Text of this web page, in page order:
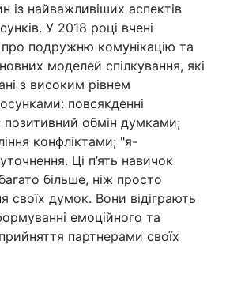
із найважливіших аспектів
У 2018 році вчені
про подружню комунікацію та
моделей спілкування, які
з високим рівнем
повсякденні
позитивний обмін думками;
конфліктами; "я-
Ці п’ять навичок
більше, ніж просто
своїх думок. Вони відіграють
емоційного та
партнерами своїх